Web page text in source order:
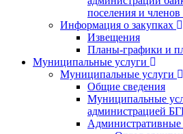
поселения и членов
Информация о закупках
Извещения
Планы-графики и
Муниципальные услуги
Муниципальные услуги
Общие сведения
Муниципальные
администрацией
Административные